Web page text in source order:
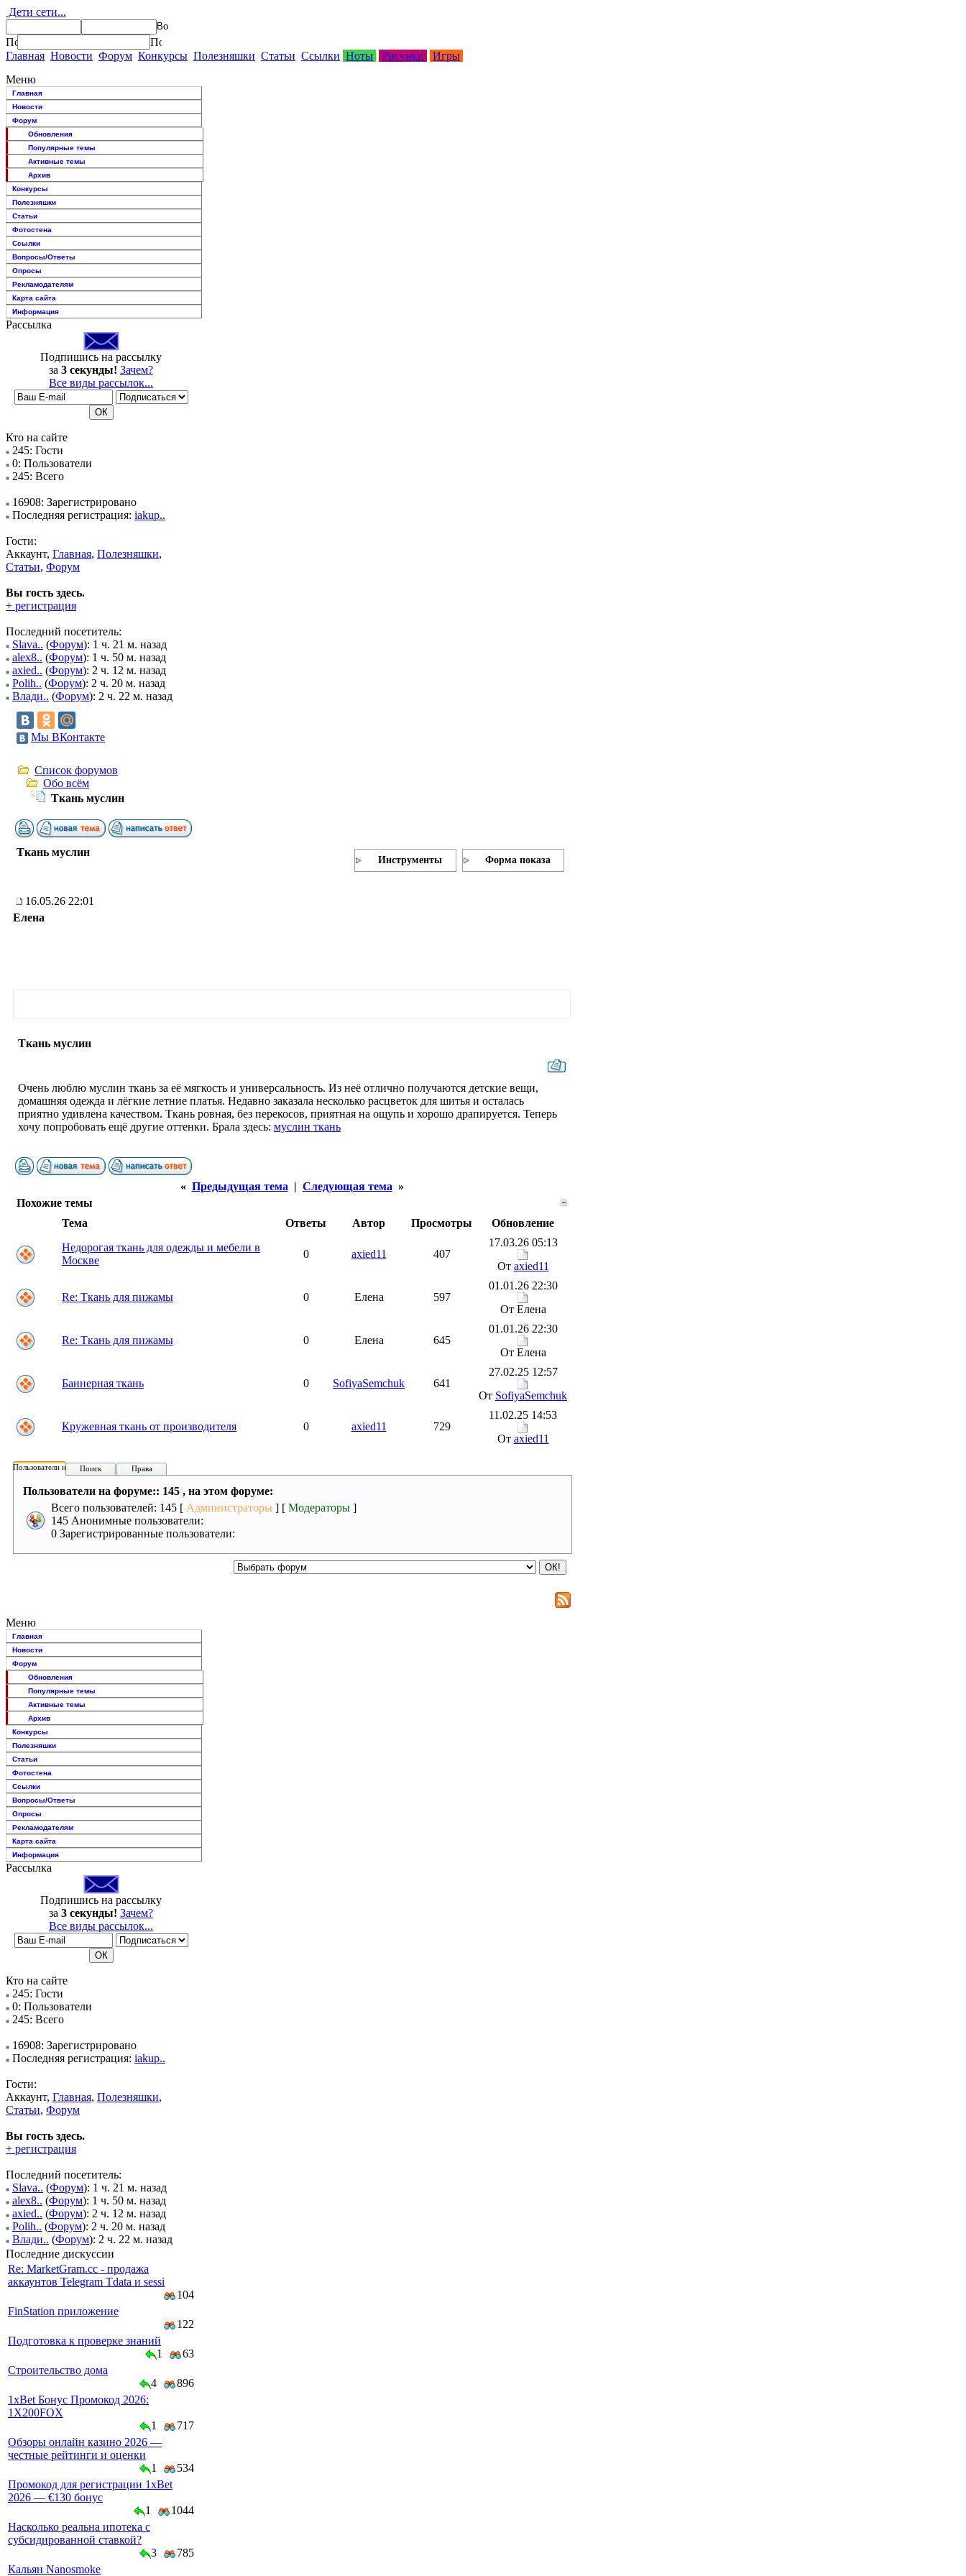
Дети сети...
Главная Новости Форум Конкурсы Полезняшки Статьи Ссылки Ноты Рисунки
Игры
Меню
Главная
Новости
Форум
Обновления
Популярные темы
Активные темы
Архив
Конкурсы
Полезняшки
Статьи
Фотостена
Ссылки
Вопросы/Ответы
Опросы
Рекламодателям
Карта сайта
Информация
Рассылка
Подпишись на рассылку
за 3 секунды! Зачем?
Все виды рассылок...
Кто на сайте
245: Гости
0: Пользователи
245: Всего
16908: Зарегистрировано
Последняя регистрация: iakup..
Гости:
Аккаунт, Главная, Полезняшки,
Статьи, Форум
Вы гость здесь.
+ регистрация
Последний посетитель:
Slava.. (Форум): 1 ч. 21 м. назад
alex8.. (Форум): 1 ч. 50 м. назад
axied.. (Форум): 2 ч. 12 м. назад
Polih.. (Форум): 2 ч. 20 м. назад
Влади.. (Форум): 2 ч. 22 м. назад
Мы ВКонтакте
Список форумов
Обо всём
Ткань муслин
Ткань муслин
Инструменты Форма показа
16.05.26 22:01
Елена
Ткань муслин
Очень люблю муслин ткань за её мягкость и универсальность. Из неё отлично получаются детские вещи,
домашняя одежда и лёгкие летние платья. Недавно заказала несколько расцветок для шитья и осталась
приятно удивлена качеством. Ткань ровная, без перекосов, приятная на ощупь и хорошо драпируется. Теперь
хочу попробовать ещё другие оттенки. Брала здесь: муслин ткань
« Предыдущая тема | Следующая тема »
Похожие темы
Тема
Ответы Автор Просмотры
Обновление
Недорогая ткань для одежды и мебели в
Москве
0 axied11 407
17.03.26 05:13
От axied11
Re: Ткань для пижамы 0 Елена 597
01.01.26 22:30
От Елена
Re: Ткань для пижамы 0 Елена 645
01.01.26 22:30
От Елена
Баннерная ткань 0 SofiyaSemchuk 641
27.02.25 12:57
От SofiyaSemchuk
Кружевная ткань от производителя 0 axied11 729
11.02.25 14:53
От axied11
Пользователи на форуме:
Поиск Права
Пользователи на форуме:: 145 , на этом форуме:
Всего пользователей: 145 [ Администраторы ] [ Модераторы ]
145 Анонимные пользователи:
0 Зарегистрированные пользователи:
Меню
Главная
Новости
Форум
Обновления
Популярные темы
Активные темы
Архив
Конкурсы
Полезняшки
Статьи
Фотостена
Ссылки
Вопросы/Ответы
Опросы
Рекламодателям
Карта сайта
Информация
Рассылка
Подпишись на рассылку
за 3 секунды! Зачем?
Все виды рассылок...
Кто на сайте
245: Гости
0: Пользователи
245: Всего
16908: Зарегистрировано
Последняя регистрация: iakup..
Гости:
Аккаунт, Главная, Полезняшки,
Статьи, Форум
Вы гость здесь.
+ регистрация
Последний посетитель:
Slava.. (Форум): 1 ч. 21 м. назад
alex8.. (Форум): 1 ч. 50 м. назад
axied.. (Форум): 2 ч. 12 м. назад
Polih.. (Форум): 2 ч. 20 м. назад
Влади.. (Форум): 2 ч. 22 м. назад
Последние дискуссии
Re: MarketGram.cc - продажа
аккаунтов Telegram Tdata и sessi
104
FinStation приложение
122
Подготовка к проверке знаний
1
63
Строительство дома
4
896
1xBet Бонус Промокод 2026:
1X200FOX
1
717
Обзоры онлайн казино 2026 —
честные рейтинги и оценки
1
534
Промокод для регистрации 1xBet
2026 — €130 бонус
1
1044
Насколько реальна ипотека с
субсидированной ставкой?
3
785
Кальян Nanosmoke